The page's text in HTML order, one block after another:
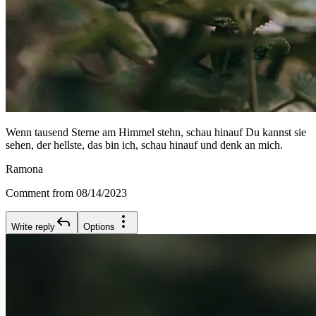
Wenn tausend Sterne am Himmel stehn, schau hinauf Du kannst sie
sehen, der hellste, das bin ich, schau hinauf und denk an mich.
Ramona
Comment from 08/14/2023
Write reply Options